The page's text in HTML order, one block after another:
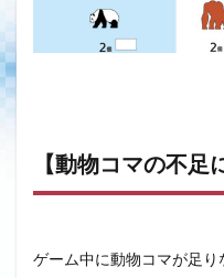
【動物コマの不足
ゲーム中に動物コマが足